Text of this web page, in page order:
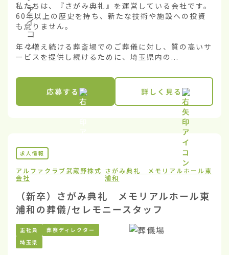
私たちは、『さがみ典礼』を運営している会社です。
60年以上の歴史を持ち、新たな技術や施設への投資
も怠りません。
年々増え続ける葬斎場でのご葬儀に対し、質の高いサ
ービスを提供し続けるために、埼玉県内の...
応募する 詳しく見る
求人情報
アルファクラブ武蔵野株式
会社
さがみ典礼 メモリアルホール東
浦和
（新卒）さがみ典礼 メモリアルホール東
浦和の葬儀/セレモニースタッフ
正社員
葬祭ディレクター
埼玉県